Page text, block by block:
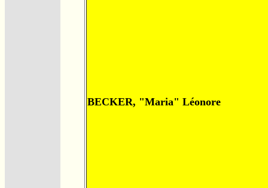
BECKER, "Maria" Léonore